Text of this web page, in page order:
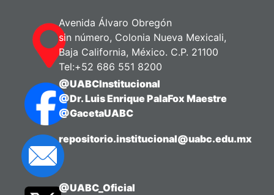
, Jose Manuel
Avenida Álvaro Obregón
sin número, Colonia Nueva Mexicali,
Baja California, México. C.P. 21100
Tel:+52 686 551 8200
@UABCInstitucional
@Dr. Luis Enrique PalaFox Maestre
@GacetaUABC
repositorio.institucional@uabc.edu.mx
@UABC_Oficial